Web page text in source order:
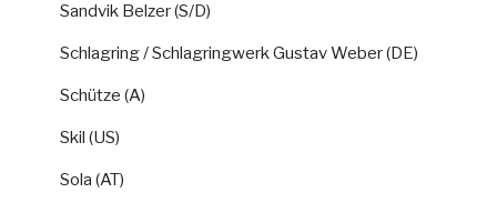
Sandvik Belzer (S/D)
Schlagring / Schlagringwerk Gustav Weber (DE)
Schütze (A)
Skil (US)
Sola (AT)